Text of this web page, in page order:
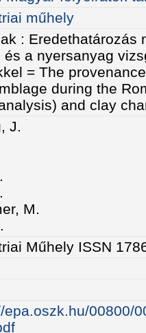
műhely
: Eredethatározás
a nyersanyag
= The
during the
and clay
J.
M.
Műhely ISSN
epa.oszk.hu/00800/